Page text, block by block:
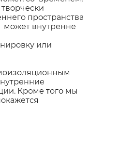
пространства
внутренне
или
Кроме того мы